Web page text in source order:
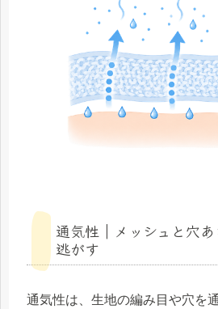
通気性｜メッシュと穴
逃がす
通気性は、生地の編み目や穴を